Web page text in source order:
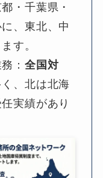
都・千葉県・
、東北、中
す。
務：全国対
、北は北海
実績があり